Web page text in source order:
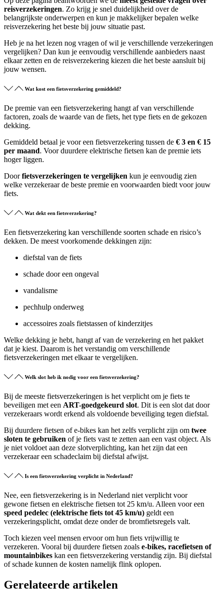
reisverzekeringen. Zo krijg je snel duidelijkheid over de
belangrijkste onderwerpen en kun je makkelijker bepalen welke
reisverzekering het beste bij jouw situatie past.
Heb je na het lezen nog vragen of wil je verschillende verzekeringen
vergelijken? Dan kun je eenvoudig verschillende aanbieders naast
elkaar zetten en de reisverzekering kiezen die het beste aansluit bij
jouw wensen.
Wat kost een fietsverzekering gemiddeld?
De premie van een fietsverzekering hangt af van verschillende
factoren, zoals de waarde van de fiets, het type fiets en de gekozen
dekking.
Gemiddeld betaal je voor een fietsverzekering tussen de € 3 en € 15
per maand. Voor duurdere elektrische fietsen kan de premie iets
hoger liggen.
Doorfietsverzekeringen te vergelijken kun je eenvoudig zien
welke verzekeraar de beste premie en voorwaarden biedt voor jouw
fiets.
Wat dekt een fietsverzekering?
Een fietsverzekering kan verschillende soorten schade en risico’s
dekken. De meest voorkomende dekkingen zijn:
diefstal van de fiets
schade door een ongeval
vandalisme
pechhulp onderweg
accessoires zoals fietstassen of kinderzitjes
Welke dekking je hebt, hangt af van de verzekering en het pakket
dat je kiest. Daarom is het verstandig om verschillende
fietsverzekeringen met elkaar te vergelijken.
Welk slot heb ik nodig voor een fietsverzekering?
Bij de meeste fietsverzekeringen is het verplicht om je fiets te
beveiligen met een ART-goedgekeurd slot. Dit is een slot dat door
verzekeraars wordt erkend als voldoende beveiliging tegen diefstal.
Bij duurdere fietsen of e-bikes kan het zelfs verplicht zijn om twee
sloten te gebruiken of je fiets vast te zetten aan een vast object. Als
je niet voldoet aan deze slotverplichting, kan het zijn dat een
verzekeraar een schadeclaim bij diefstal afwijst.
Is een fietsverzekering verplicht in Nederland?
Nee, een fietsverzekering is in Nederland niet verplicht voor
gewone fietsen en elektrische fietsen tot 25 km/u. Alleen voor een
speed pedelec (elektrische fiets tot 45 km/u) geldt een
verzekeringsplicht, omdat deze onder de bromfietsregels valt.
Toch kiezen veel mensen ervoor om hun fiets vrijwillig te
verzekeren. Vooral bij duurdere fietsen zoals e-bikes, racefietsen of
mountainbikes kan een fietsverzekering verstandig zijn. Bij diefstal
of schade kunnen de kosten namelijk flink oplopen.
Gerelateerde artikelen